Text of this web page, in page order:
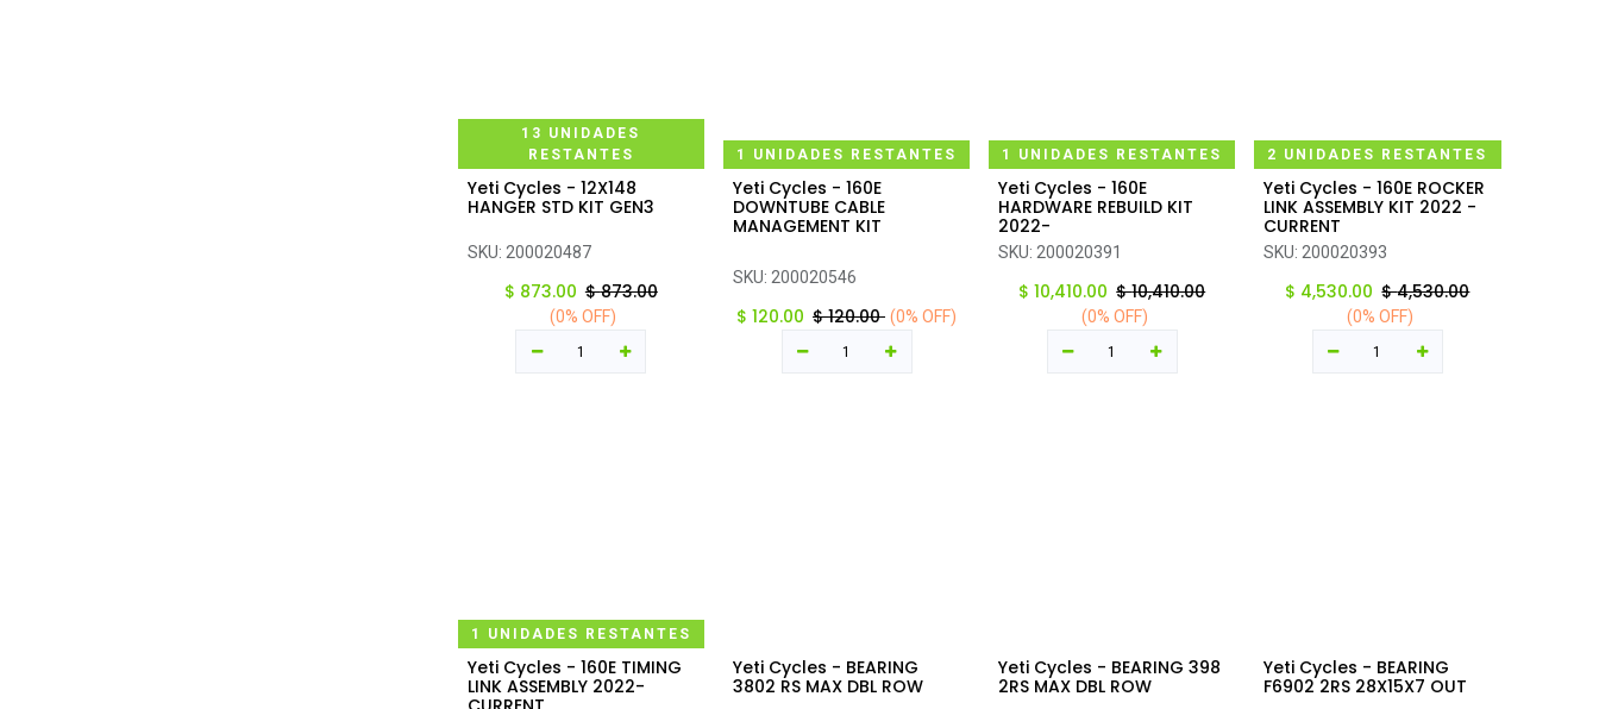
13 UNIDADES
RESTANTES
Agregar al carrito
Yeti Cycles - 12X148
HANGER STD KIT GEN3
SKU: 200020487
$ 873.00 $873.00
(0% OFF)
1 UNIDADES RESTANTES
Agregar al carrito
Yeti Cycles - 160E
DOWNTUBE CABLE
MANAGEMENT KIT
SKU: 200020546
$120.00 $120.00 (0% OFF)
1 UNIDADES RESTANTES
Agregar al carrito
Yeti Cycles - 160E
HARDWARE REBUILD KIT
2022-
SKU:200020391
$10,410.00 $10,410.00
(0% OFF)
2 UNIDADES RESTANTES
Agregar al carrito
Yeti Cycles - 160E ROCKER
LINK ASSEMBLY KIT 2022 -
CURRENT
SKU:200020393
$ 4,530.00 $4,530.00
(0% OFF)
1 UNIDADES RESTANTES
Agregar al carrito
Yeti Cycles - 160E TIMING
LINK ASSEMBLY 2022-
Agregar al carrito
Yeti Cycles - BEARING
3802 RS MAX DBL ROW
Agregar al carrito
Yeti Cycles - BEARING 398
2RS MAX DBL ROW
Agregar al carrito
Yeti Cycles - BEARING
F6902 2RS 28X15X7 OUT